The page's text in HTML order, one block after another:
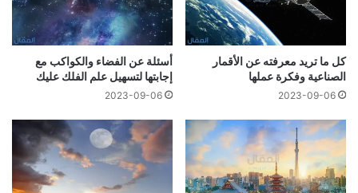
كل ما تريد معرفته عن الأقمار
الصناعية وفكرة عملها
2023-09-06
أسئلة عن الفضاء والكواكب مع
إجابتها لتسهيل علم الفلك عليك
2023-09-06